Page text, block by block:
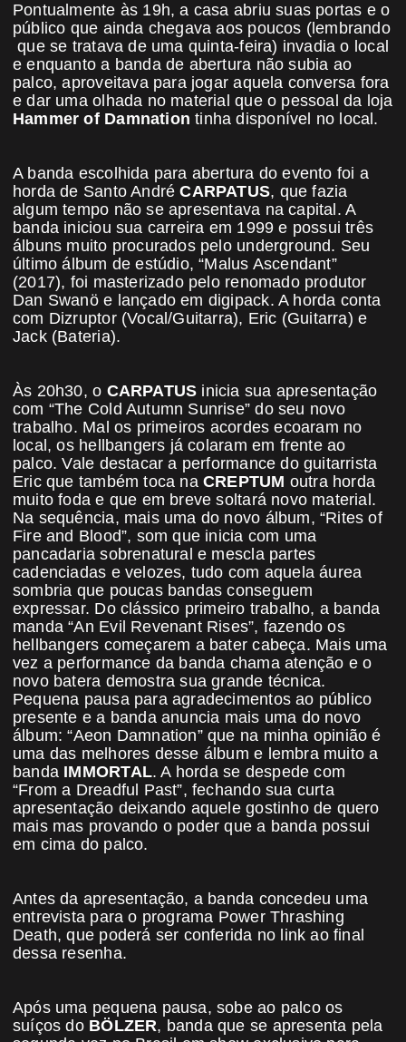
Pontualmente às 19h, a casa abriu suas portas e o
público que ainda chegava aos poucos (lembrando
que se tratava de uma quinta-feira) invadia o local
e enquanto a banda de abertura não subia ao
palco, aproveitava para jogar aquela conversa fora
e dar uma olhada no material que o pessoal da loja
Hammer of Damnation tinha disponível no local.
A banda escolhida para abertura do evento foi a
horda de Santo AndréCARPATUS, que fazia
algum tempo não se apresentava na capital. A
banda iniciou sua carreira em 1999 e possui três
álbuns muito procurados pelo underground. Seu
último álbum de estúdio, “Malus Ascendant”
(2017), foi masterizado pelo renomado produtor
Dan Swanö e lançado em digipack. A horda conta
com Dizruptor (Vocal/Guitarra), Eric (Guitarra) e
Jack (Bateria).
Às 20h30, o CARPATUS inicia sua apresentação
com “The Cold Autumn Sunrise” do seu novo
trabalho. Mal os primeiros acordes ecoaram no
local, os hellbangers já colaram em frente ao
palco. Vale destacar a performance do guitarrista
Eric que também toca naCREPTUM outra horda
muito foda e que em breve soltará novo material.
Na sequência, mais uma do novo álbum, “Rites of
Fire and Blood”, som que inicia com uma
pancadaria sobrenatural e mescla partes
cadenciadas e velozes, tudo com aquela áurea
sombria que poucas bandas conseguem
expressar. Do clássico primeiro trabalho, a banda
manda “An Evil Revenant Rises”, fazendo os
hellbangers começarem a bater cabeça. Mais uma
vez a performance da banda chama atenção e o
novo batera demostra sua grande técnica.
Pequena pausa para agradecimentos ao público
presente e a banda anuncia mais uma do novo
álbum: “Aeon Damnation” que na minha opinião é
uma das melhores desse álbum e lembra muito a
banda IMMORTAL. A horda se despede com
“From a Dreadful Past”, fechando sua curta
apresentação deixando aquele gostinho de quero
mais mas provando o poder que a banda possui
em cima do palco.
Antes da apresentação, a banda concedeu uma
entrevista para o programa Power Thrashing
Death, que poderá ser conferida no link ao final
dessa resenha.
Após uma pequena pausa, sobe ao palco os
suíços do BÖLZER, banda que se apresenta pela